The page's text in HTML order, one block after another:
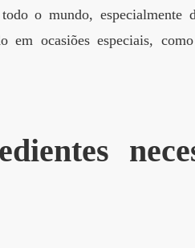
o mundo, especialmente
em ocasiões especiais,